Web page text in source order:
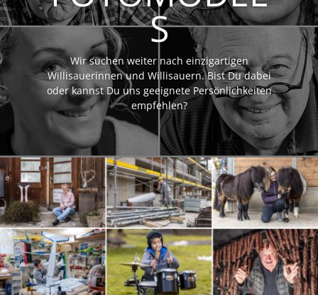
S
Wir suchen weiter nach einzigartigen
Willisauerinnen und Willisauern. Bist Du dabei
oder kannst Du uns geeignete Persönlichkeiten
empfehlen?